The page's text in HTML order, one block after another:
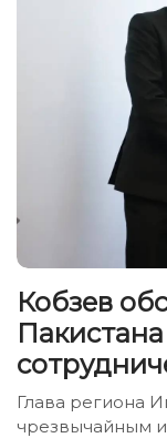
Кобзев
Глава региона
чрезвычайным